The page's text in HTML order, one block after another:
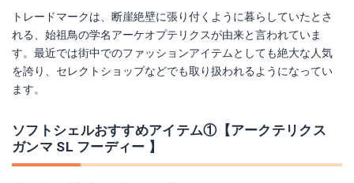
トレードマークは、断崖絶壁に張り付くように暮らしていたとさ
れる、始祖鳥の学名アーケオプテリクスが由来と言われていま
す。最近では街中でのファッションアイテムとしても絶大な人気
を誇り、セレクトショップなどでも取り扱われるようになってい
ます。
ソフトシェルおすすめアイテム①【アークテリクス
ガンマ SL フーディー 】